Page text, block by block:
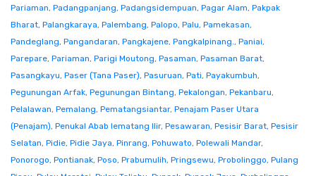
Pariaman, Padangpanjang, Padangsidempuan, Pagar Alam, Pakpak
Bharat, Palangkaraya, Palembang, Palopo, Palu, Pamekasan,
Pandeglang, Pangandaran, Pangkajene, Pangkalpinang., Paniai,
Parepare, Pariaman, Parigi Moutong, Pasaman, Pasaman Barat,
Pasangkayu, Paser (Tana Paser), Pasuruan, Pati, Payakumbuh,
Pegunungan Arfak, Pegunungan Bintang, Pekalongan, Pekanbaru,
Pelalawan, Pemalang, Pematangsiantar, Penajam Paser Utara
(Penajam), Penukal Abab lematang Ilir, Pesawaran, Pesisir Barat, Pesisir
Selatan, Pidie, Pidie Jaya, Pinrang, Pohuwato, Polewali Mandar,
Ponorogo, Pontianak, Poso, Prabumulih, Pringsewu, Probolinggo, Pulang